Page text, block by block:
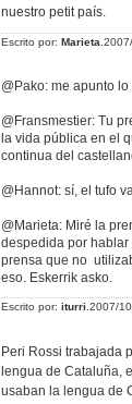
nuestro petit país.
Escrito por: Marieta
@Pako: me apunto lo
@Fransmestier: Tu
la vida pública en el
continua del
@Hannot: sí, el tufo
@Marieta: Miré la
despedida por hablar
prensa que no
eso. Eskerrik asko.
Escrito por: iturri .2007/
Peri Rossi trabajada
lengua de Cataluña,
usaban la lengua de